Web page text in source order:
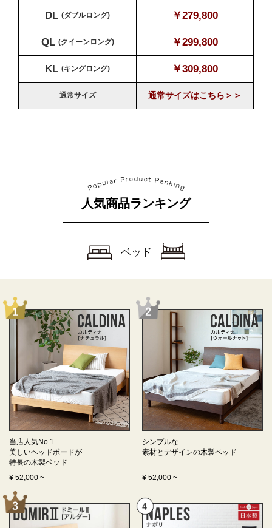
DL (ダブルロング) ￥279,800
QL (クイーンロング) ￥299,800
KL (キングロング) ￥309,800
通常サイズ 通常サイズはこちら＞＞
人気商品ランキング
ベッド
当店人気No.1
美しいヘッドボードが
特長の木製ベッド
¥ 52,000 ~
シンプルな
素材とデザインの木製ベッド
¥ 52,000 ~